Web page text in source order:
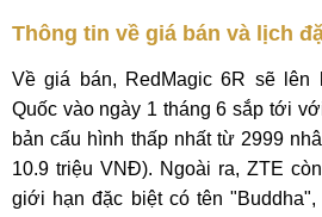
Thông tin về giá bán và lịch
Về giá bán, RedMagic 6R sẽ lên
Quốc vào ngày 1 tháng 6 sắp tới
bản cấu hình thấp nhất từ 2999
10.9 triệu VNĐ). Ngoài ra, ZTE
giới hạn đặc biệt có tên